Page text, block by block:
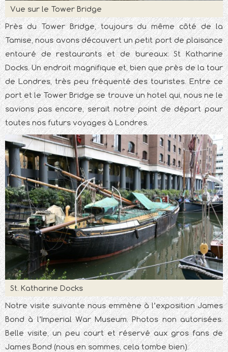
Vue sur le Tower Bridge
Près du Tower Bridge, toujours du même côté de la
Tamise, nous avons découvert un petit port de plaisance
entouré de restaurants et de bureaux: St Katharine
Docks. Un endroit magnifique et, bien que près de la tour
de Londres, très peu fréquenté des touristes. Entre ce
port et le Tower Bridge se trouve un hotel qui, nous ne le
savions pas encore, serait notre point de départ pour
toutes nos futurs voyages à Londres.
St. Katharine Docks
Notre visite suivante nous emmène à l’exposition James
Bond à l’Imperial War Museum. Photos non autorisées.
Belle visite, un peu court et réservé aux gros fans de
James Bond (nous en sommes, cela tombe bien).